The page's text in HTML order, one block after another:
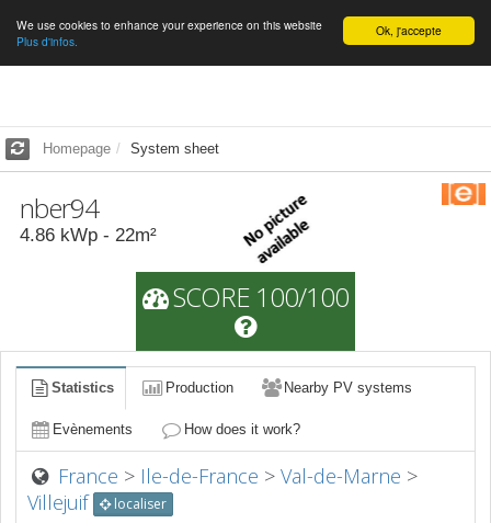
English Ok, j'accepte
We use cookies to enhance your experience on this website
Plus d'infos.
Homepage System sheet
nber94
4.86 kWp - 22m²
SCORE 100/100
Statistics Production Nearby PV systems
Evènements How does it work?
France > Ile-de-France >Val-de-Marne >
Villejuif
localiser